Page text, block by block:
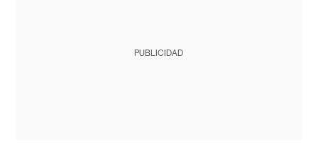
PUBLICIDAD